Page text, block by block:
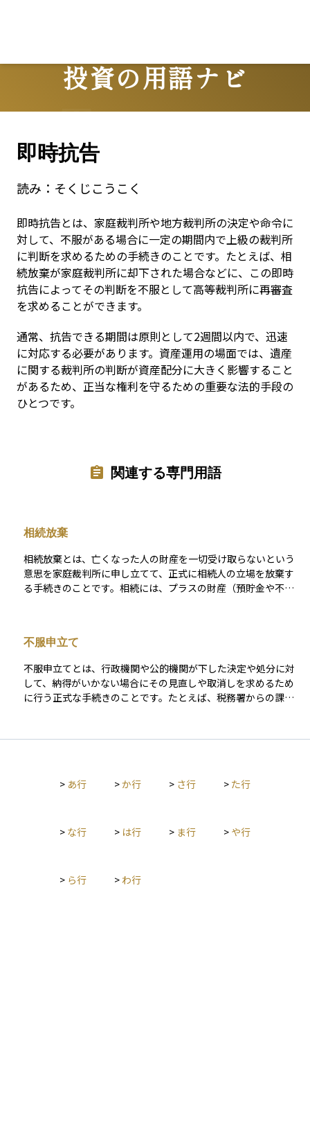
投資の用語ナビ
Terms
即時抗告
読み： そくじこうこく
即時抗告とは、家庭裁判所や地方裁判所の決定や命令に
対して、不服がある場合に一定の期間内で上級の裁判所
に判断を求めるための手続きのことです。たとえば、相
続放棄が家庭裁判所に却下された場合などに、この即時
抗告によってその判断を不服として高等裁判所に再審査
を求めることができます。
通常、抗告できる期間は原則として2週間以内で、迅速
に対応する必要があります。資産運用の場面では、遺産
に関する裁判所の判断が資産配分に大きく影響すること
があるため、正当な権利を守るための重要な法的手段の
ひとつです。
関連する専門用語
相続放棄
相続放棄とは、亡くなった人の財産を一切受け取らないという
意思を家庭裁判所に申し立てて、正式に相続人の立場を放棄す
る手続きのことです。相続には、プラスの財産（預貯金や不動
初から相続人でなかったものとみなされるため、借金の返済義
務も一切負わなくて済みます。ただし、相続があったことを知
ってから3か月以内に家庭裁判所に申し立てる必要があり、その
期限を過ぎると原則として相続を受け入れたとみなされてしま
います。したがって、放棄を検討する場合は早めの判断と手続
不服申立て
不服申立てとは、行政機関や公的機関が下した決定や処分に対
して、納得がいかない場合にその見直しや取消しを求めるため
に行う正式な手続きのことです。たとえば、税務署からの課税
申立てには「異議申立て」「審査請求」「再調査の請求」など
て納税者が不当だと感じた場合に、この手続きがとられること
とができます。
> あ行 >か行 > さ行 > た行
> な行 > は行 > ま行 > や行
> ら行 > わ行